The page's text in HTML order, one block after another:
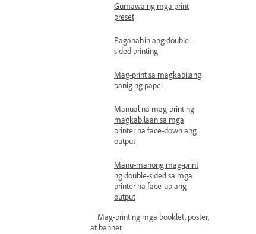
Gumawa ng mga print
preset
Paganahin ang double-
sided printing
Mag-print sa magkabilang
panig ng papel
Manual na mag-print ng
magkabilaan sa mga
printer na face-down ang
output
Manu-manong mag-print
ng double-sided sa mga
printer na face-up ang
output
Mag-print ng mga booklet, poster,
at banner